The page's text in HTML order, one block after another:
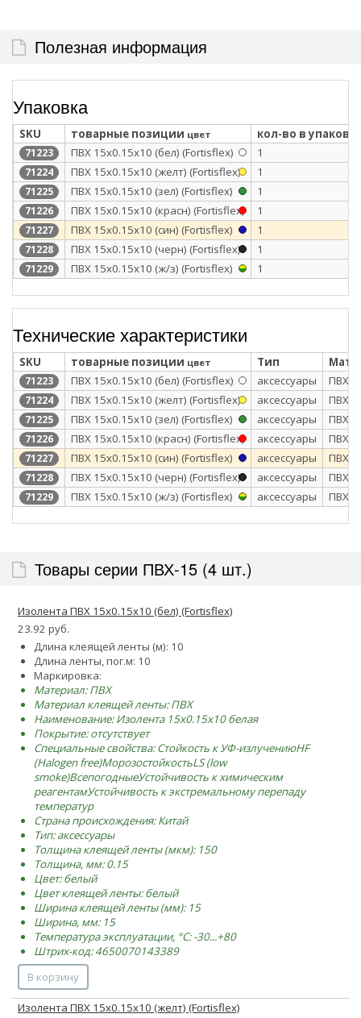
Полезная информация
Упаковка
SKU товарные позиции цвет кол-во в
71223 ПВХ 15х0.15х10 (бел) (Fortisflex) 1
71224 ПВХ 15х0.15х10 (желт) (Fortisflex) 1
71225 ПВХ 15х0.15х10 (зел) (Fortisflex) 1
71226 ПВХ 15х0.15х10 (красн) (Fortisflex) 1
71227 ПВХ 15х0.15х10 (син) (Fortisflex) 1
71228 ПВХ 15х0.15х10 (черн) (Fortisflex) 1
71229 ПВХ 15х0.15х10 (ж/з) (Fortisflex) 1
Технические характеристики
SKU товарные позиции цвет Тип
71223 ПВХ 15х0.15х10 (бел) (Fortisflex) аксессуары ПВХ
71224 ПВХ 15х0.15х10 (желт) (Fortisflex) аксессуары ПВХ
71225 ПВХ 15х0.15х10 (зел) (Fortisflex) аксессуары ПВХ
71226 ПВХ 15х0.15х10 (красн) (Fortisflex) аксессуары ПВХ
71227 ПВХ 15х0.15х10 (син) (Fortisflex) аксессуары ПВХ
71228 ПВХ 15х0.15х10 (черн) (Fortisflex) аксессуары ПВХ
71229 ПВХ 15х0.15х10 (ж/з) (Fortisflex) аксессуары ПВХ
Товары серии ПВХ-15 (4 шт.)
Изолента ПВХ 15х0.15х10 (бел) (Fortisflex)
23.92 руб.
Длина клеящей ленты (м): 10
Длина ленты, пог.м: 10
Маркировка:
Материал: ПВХ
Материал клеящей ленты: ПВХ
Наименование: Изолента 15х0.15х10 белая
Покрытие: отсутствует
Специальные свойства:Стойкость к УФ-излучениюHF
(Halogen free)МорозостойкостьLS (low
smoke)ВсепогодныеУстойчивость к химическим
реагентамУстойчивость к экстремальному перепаду
температур
Страна происхождения: Китай
Тип: аксессуары
Толщина клеящей ленты (мкм): 150
Толщина, мм: 0.15
Цвет: белый
Цвет клеящей ленты: белый
Ширина клеящей ленты (мм): 15
Ширина, мм: 15
Температура эксплуатации, °C: -30...+80
Штрих-код: 4650070143389
В корзину
Изолента ПВХ 15х0.15х10 (желт) (Fortisflex)